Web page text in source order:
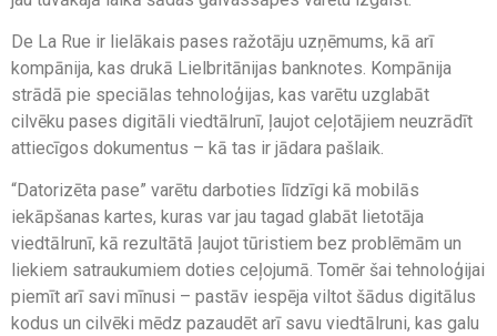
De La Rue ir lielākais pases ražotāju uzņēmums, kā arī
kompānija, kas drukā Lielbritānijas banknotes. Kompānija
strādā pie speciālas tehnoloģijas, kas varētu uzglabāt
cilvēku pases digitāli viedtālrunī, ļaujot ceļotājiem neuzrādīt
attiecīgos dokumentus – kā tas ir jādara pašlaik.
“Datorizēta pase” varētu darboties līdzīgi kā mobilās
iekāpšanas kartes, kuras var jau tagad glabāt lietotāja
viedtālrunī, kā rezultātā ļaujot tūristiem bez problēmām un
liekiem satraukumiem doties ceļojumā. Tomēr šai tehnoloģijai
piemīt arī savi mīnusi – pastāv iespēja viltot šādus digitālus
kodus un cilvēki mēdz pazaudēt arī savu viedtālruni, kas galu